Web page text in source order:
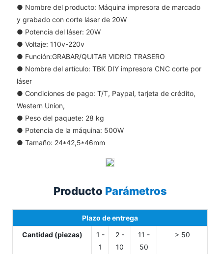
● Nombre del producto: Máquina impresora de marcado
y grabado con corte láser de 20W
● Potencia del láser: 20W
● Voltaje: 110v-220v
● Función:GRABAR/QUITAR VIDRIO TRASERO
● Nombre del artículo: TBK DIY impresora CNC corte por
láser
● Condiciones de pago: T/T, Paypal, tarjeta de crédito,
Western Union,
● Peso del paquete: 28 kg
● Potencia de la máquina: 500W
● Tamaño: 24*42,5*46mm
Producto Parámetros
Plazo de entrega
Cantidad (piezas)
1 -
1
2 -
10
11 -
50
> 50